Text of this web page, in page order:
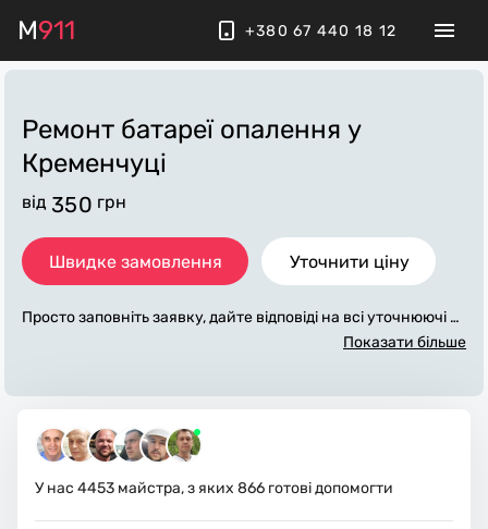
M911 +380 67 440 18 12
Ремонт батареї опалення у
Кременчуці
від 350 грн
Швидке замовлення Уточнити ціну
Просто заповніть заявку, дайте відповіді на всі уточнюючі за
питання по «ремонт батареї опалення». Ми зв'яжемося з ва
али. Виконавці стежать за чистотою та прибирають робоче
місце.
Показати більше
У нас 4453 майстра, з яких 866 готові допомогти